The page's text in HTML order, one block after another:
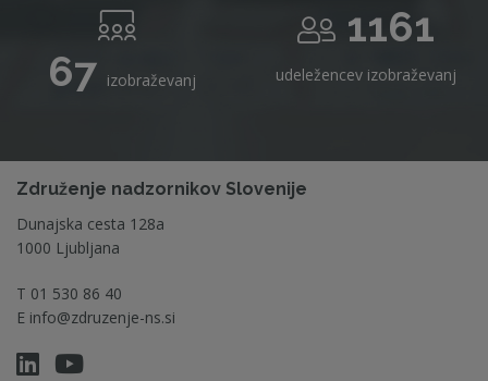
67 izobraževanj
1161
udeležencev izobraževanj
Združenje nadzornikov Slovenije
Dunajska cesta 128a
1000 Ljubljana
T 01 530 86 40
E info@zdruzenje-ns.si